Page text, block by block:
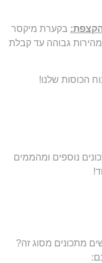
בקערת מיקסר
צמחית למשך 2 דקות במהירות גבוהה עד קבלת
הכוסות שלנו!
עם תותים? יש לנו 2 מתכונים נוספים ומהממים
מתכונים מסוג זה?